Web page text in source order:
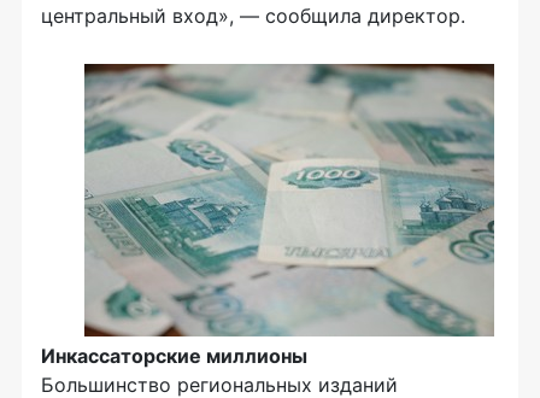
центральный вход», — сообщила директор.
Инкассаторские миллионы
Большинство региональных изданий